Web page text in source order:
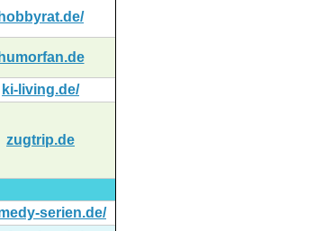
hobbyrat.de/
humorfan.de
ki-living.de/
zugtrip.de
serien.de/